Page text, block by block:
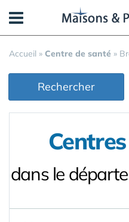
Accueil » Centre de santé »
Rechercher
dans le
Panneau de gestion des cookies